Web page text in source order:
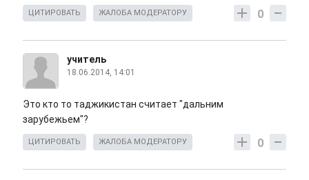
0
ЦИТИРОВАТЬ ЖАЛОБА МОДЕРАТОРУ
учитель
18.06.2014, 14:01
Это кто то таджикистан считает "дальним
зарубежьем"?
0
ЦИТИРОВАТЬ ЖАЛОБА МОДЕРАТОРУ